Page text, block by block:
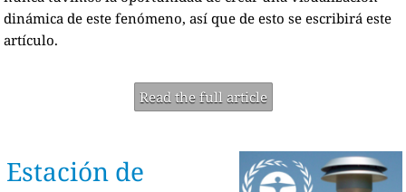
dinámica de este fenómeno, así que de esto se escribirá este
artículo.
Read the full article
Estación de